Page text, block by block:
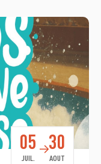
05
JUIL.
30
AOUT